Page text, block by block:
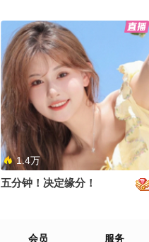
一生总要来一次卡纳克神庙#秋
关白日梦响家 #地球online秋关
副本 #OMG你夏到我了
1.4万
五分钟！决定缘分！
会员 服务